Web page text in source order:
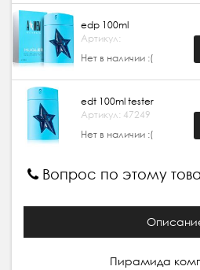
edp 100ml
Артикул:
Нет в наличии :(
edt 100ml tester
Артикул: 47249
Нет в наличии :(
Вопрос по этому
Пирамида